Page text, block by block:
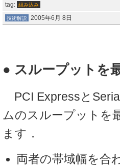
tag: 組み込み
技術解説 2005年6月 8日
● スループットを
PCI Expressと
ムのスループットを
ます．
両者の帯域幅を合